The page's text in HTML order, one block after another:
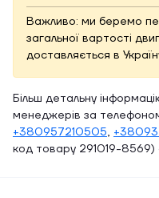
Важливо: ми беремо
загальної вартості
доставляється в
Більш детальну
менеджерів за
+380957210505,
код товару 291019-8569)